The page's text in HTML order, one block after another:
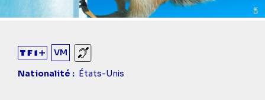
VM
Sourds et malentendants
Nationalité
États-Unis